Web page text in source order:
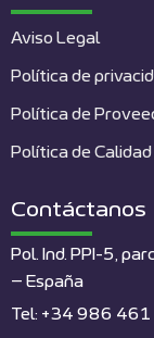
Aviso Legal
Política de
Política de
Política de
Contáctanos
Pol. Ind. PPI-5,
– España
Tel: +34 986